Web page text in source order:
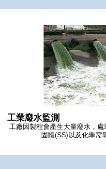
工業廢水監測
工廠因製程會產生大量廢水，
固體(SS)以及化學需